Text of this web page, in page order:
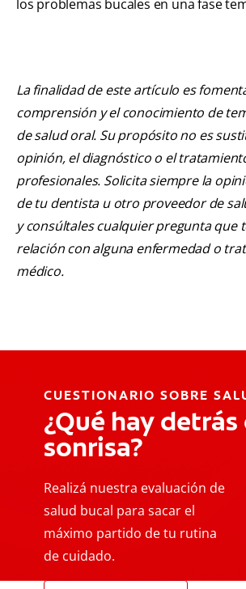
los problemas bucales en una fase
La finalidad de este artículo es
comprensión y el conocimiento de
de salud oral. Su propósito no es
opinión, el diagnóstico o el
profesionales. Solicita siempre la
de tu dentista u otro proveedor de
y consúltales cualquier pregunta que
relación con alguna enfermedad o
médico.
CUESTIONARIO SOBRE
¿Qué hay
sonrisa?
Realizá nuestra evaluación de
salud bucal para sacar el
máximo partido de tu rutina
de cuidado.